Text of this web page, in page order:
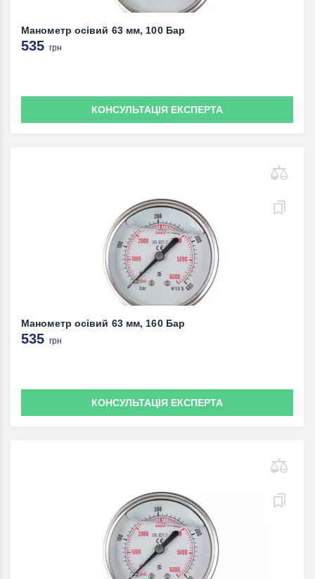
Манометр осівий 63 мм, 100 Бар
535 грн
КОНСУЛЬТАЦІЯ ЕКСПЕРТА
Манометр осівий 63 мм, 160 Бар
535 грн
КОНСУЛЬТАЦІЯ ЕКСПЕРТА